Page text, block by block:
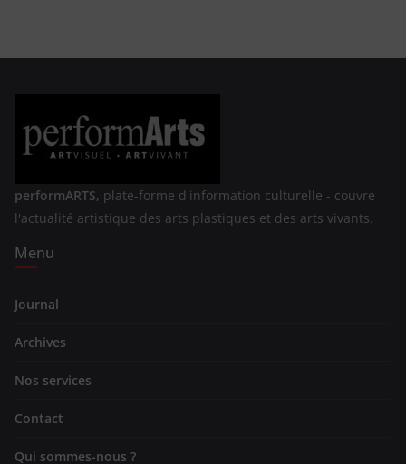
performARTS, plate-forme d'information culturelle - couvre
l'actualité artistique des arts plastiques et des arts vivants.
Menu
Journal
Archives
Nos services
Contact
Qui sommes-nous ?